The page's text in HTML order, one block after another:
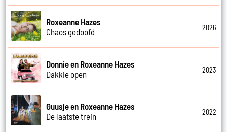
Roxeanne Hazes
Chaos gedoofd
2026
Donnie en Roxeanne Hazes
Dakkie open
2023
Guusje en Roxeanne Hazes
De laatste trein
2022